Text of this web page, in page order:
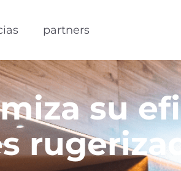
partners
su